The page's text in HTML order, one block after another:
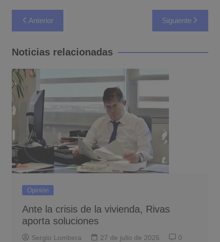
Navegación
de
entradas
Anterior Siguiente
Noticias relacionadas
Opinión
Ante la crisis de la vivienda, Rivas
aporta soluciones
Sergio Lombera 27 de julio de 2026 0